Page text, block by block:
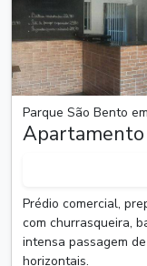
Parque São Bento
Apartamento
Prédio comercial,
com churrasqueira,
intensa passagem
horizontais.